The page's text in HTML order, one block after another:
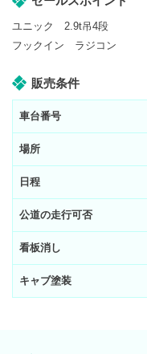
ユニック 2.9t吊4段
フックイン ラジコン
販売条件
車台番号
場所
日程
公道の走行可否
看板消し
キャブ塗装